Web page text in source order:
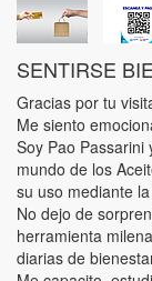
SENTIRSE
Gracias por tu
Me siento
Soy Pao Passarini
mundo de los
su uso mediante
No dejo de
herramienta
diarias de